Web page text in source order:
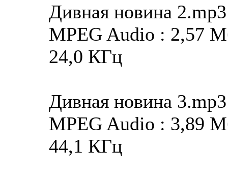
Дивная новина 2.mp3
MPEG Audio : 2,57
24,0 КГц
Дивная новина 3.mp3
MPEG Audio : 3,89
44,1 КГц